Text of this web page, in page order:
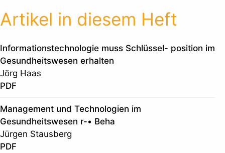
Artikel in diesem Heft
Informationstechnologie muss Schlüssel- position im
Gesundheitswesen erhalten
Jörg Haas
PDF
Management und Technologien im
Gesundheitswesen r-• Beha
Jürgen Stausberg
PDF